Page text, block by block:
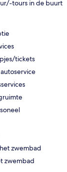
tours in de buurt
tickets
zwembad
zwembad